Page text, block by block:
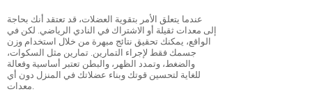
عندما يتعلق الأمر بتقوية العضلات، قد تعتقد أنك بحاجة
إلى معدات ثقيلة أو الاشتراك في النادي الرياضي. لكن في
الواقع، يمكنك تحقيق نتائج مبهرة من خلال استخدام وزن
جسمك فقط لإجراء التمارين. تمارين مثل السكوات،
والضغط، وتمدد الظهر، والبطن تعتبر أساسية وفعالة
للغاية لتحسين قوتك وبناء عضلاتك في المنزل دون أي